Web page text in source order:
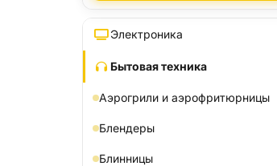
Электроника
Бытовая техника
Аэрогрили и аэрофритюрницы
Блендеры
Блинницы